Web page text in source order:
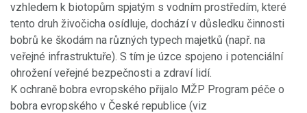
vzhledem k biotopům spjatým s vodním prostředím, které
tento druh živočicha osídluje, dochází v důsledku činnosti
bobrů ke škodám na různých typech majetků (např. na
veřejné infrastruktuře). S tím je úzce spojeno i potenciální
ohrožení veřejné bezpečnosti a zdraví lidí.
K ochraně bobra evropského přijalo MŽP Program péče o
bobra evropského v České republice (viz